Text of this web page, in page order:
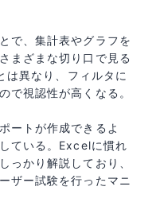
で、集計表やグラフを
まざまな切り口で見る
は異なり、フィルタに
で視認性が高くなる。
ートが作成できるよ
ている。Excelに慣れ
っかり解説しており、
ザー試験を行ったマニ